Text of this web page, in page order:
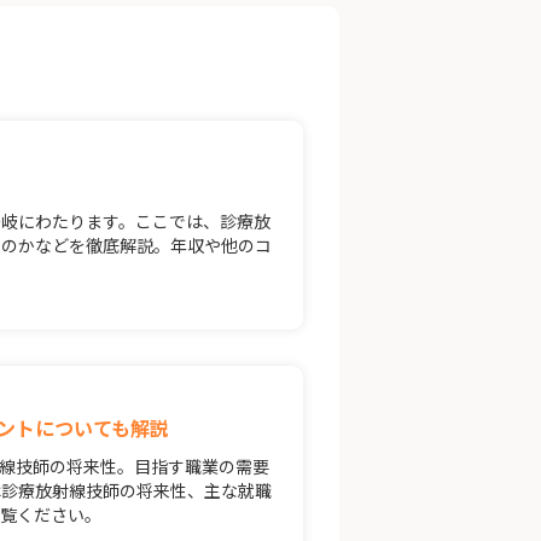
にわたります。ここでは、診療放
かなどを徹底解説。年収や他のコ
トについても解説
技師の将来性。目指す職業の需要
療放射線技師の将来性、主な就職
ください。